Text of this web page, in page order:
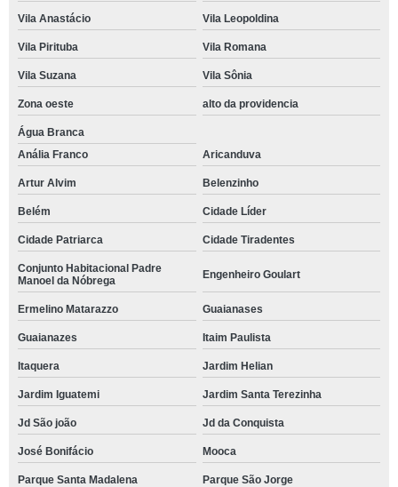
Vila Anastácio Vila Leopoldina
Vila Pirituba Vila Romana
Vila Suzana Vila Sônia
Zona oeste alto da providencia
Água Branca
Anália Franco
Aricanduva
Artur Alvim Belenzinho
Belém Cidade Líder
Cidade Patriarca Cidade Tiradentes
Conjunto Habitacional Padre
Manoel da Nóbrega
Engenheiro Goulart
Ermelino Matarazzo Guaianases
Guaianazes Itaim Paulista
Itaquera Jardim Helian
Jardim Iguatemi Jardim Santa Terezinha
Jd São joão Jd da Conquista
José Bonifácio Mooca
Parque Santa Madalena Parque São Jorge